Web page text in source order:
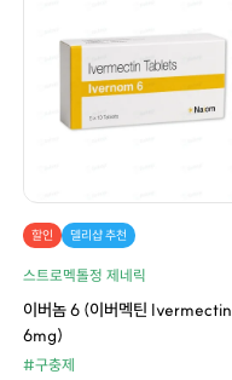
할인 델리샵 추천
스트로멕톨정 제네릭
이버놈 6 (이버멕틴 Ivermectin
6mg)
#구충제